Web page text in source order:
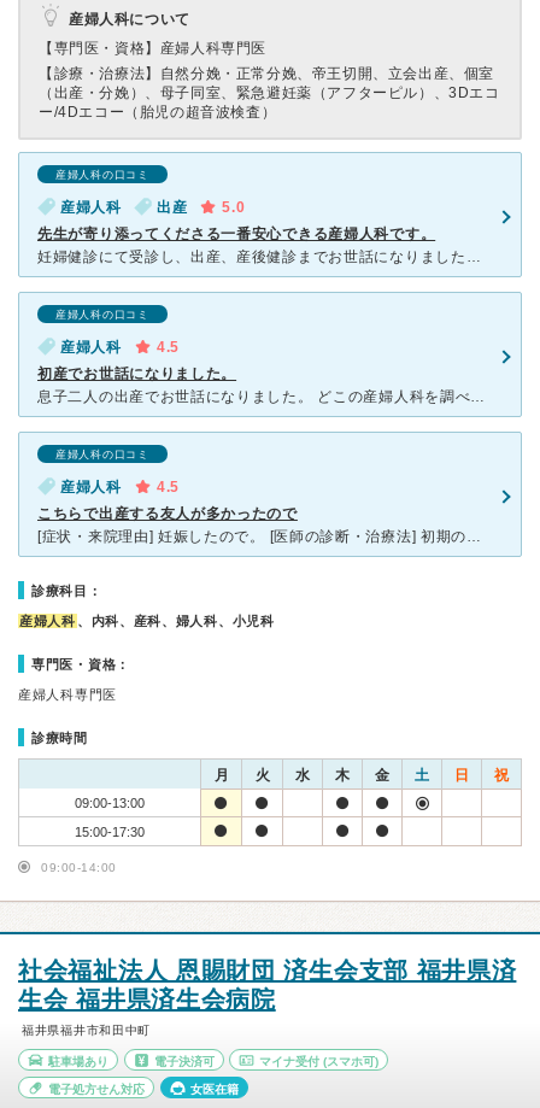
産婦人科について
【専門医・資格】 産婦人科専門医
【診療・治療法】 自然分娩・正常分娩、帝王切開、立会出産、個室
（出産・分娩）、母子同室、緊急避妊薬（アフターピル）、3Dエコ
ー/4Dエコー（胎児の超音波検査）
産婦人科の口コミ
産婦人科 出産
5.0
先生が寄り添ってくださる一番安心できる産婦人科です。
妊婦健診にて受診し、出産、産後健診までお世話になりました。 妊婦健診では医師も看護師さんも親身に寄り添ってくださり、安心して出産をすることができました。 妊娠中、不安な点を伝えると、時には話を
産婦人科の口コミ
産婦人科
4.5
初産でお世話になりました。
息子二人の出産でお世話になりました。 どこの産婦人科を調べていて、親や友人や知人などなどから良かったと聞きましたのでホーカベさん行くことにしました。 ものすごくきれいな病室で先生、看護婦さんも優し
産婦人科の口コミ
産婦人科
4.5
こちらで出産する友人が多かったので
[症状・来院理由] 妊娠したので。 [医師の診断・治療法] 初期の頃は毎回院長が超音波検査をします。 5ヶ月目くらいの妊婦検診からは院長以外の女性の技師の方が超音波検査をしてくれます。ただ毎回
診療科目：
産婦人科 、内科、産科、婦人科、小児科
専門医・資格：
産婦人科専門医
診療時間
月 火 水 木 金 土 日 祝
09:00-13:00
15:00-17:30
09:00-14:00
社会福祉法人 恩賜財団 済生会支部 福井県済
生会 福井県済生会病院
福井県福井市和田中町
駐車場あり 電子決済可 マイナ受付 (スマホ可)
電子処方せん対応 女医在籍